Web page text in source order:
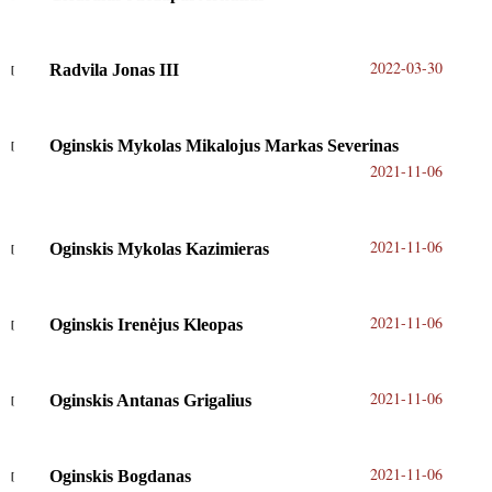
Radvila Jonas III 2022-03-30
Oginskis Mykolas Mikalojus Markas Severinas
2021-11-06
Oginskis Mykolas Kazimieras 2021-11-06
Oginskis Irenėjus Kleopas 2021-11-06
Oginskis Antanas Grigalius 2021-11-06
Oginskis Bogdanas 2021-11-06